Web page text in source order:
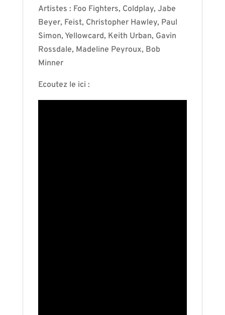
Artistes : Foo Fighters, Coldplay, Jabe
Beyer, Feist, Christopher Hawley, Paul
Simon, Yellowcard, Keith Urban, Gavin
Rossdale, Madeline Peyroux, Bob
Minner
Ecoutez le ici :